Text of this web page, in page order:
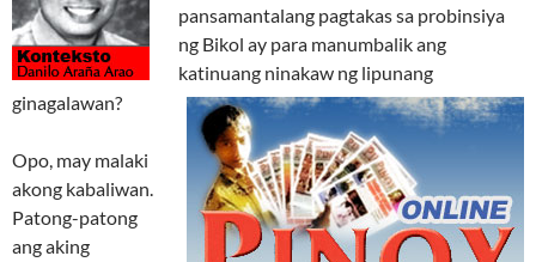
pansamantalang pagtakas sa probinsiya
ng Bikol ay para manumbalik ang
katinuang ninakaw ng lipunang
ginagalawan?
Opo, may malaki
akong kabaliwan.
Patong-patong
ang aking